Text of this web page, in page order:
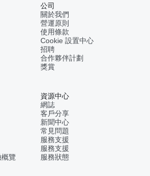
覽
公司
關於我們
營運原則
使用條款
Cookie 設置中心
招聘
合作夥伴計劃
獎賞
資源中心
網誌
客戶分享
新聞中心
常見問題
服務支援
服務支援
服務狀態